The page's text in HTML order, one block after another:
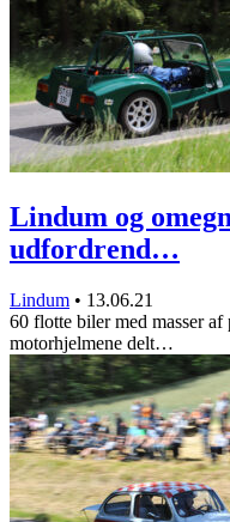
Lindum og
udfordrend…
Lindum • 13.06.21
60 flotte biler med masser
motorhjelmene delt…